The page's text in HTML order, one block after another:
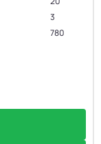
3
780